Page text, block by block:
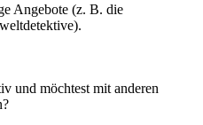
Angebote (z. B. die
und möchtest mit anderen